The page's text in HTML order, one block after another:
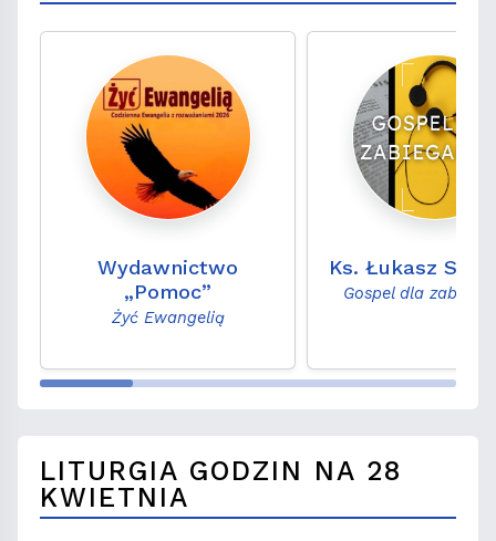
Wydawnictwo
„Pomoc”
Żyć Ewangelią
Ks. Łukasz
Gospel dla
LITURGIA GODZIN NA 28
KWIETNIA